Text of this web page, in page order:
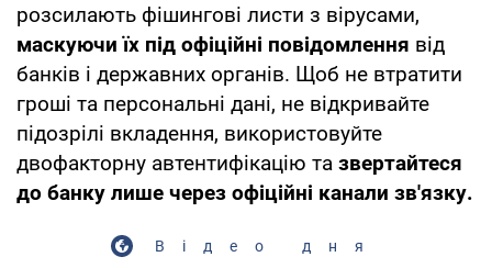
розсилають фішингові листи з вірусами,
маскуючи їх під офіційні повідомлення від
банків і державних органів. Щоб не втратити
гроші та персональні дані, не відкривайте
підозрілі вкладення, використовуйте
двофакторну автентифікацію та звертайтеся
до банку лише через офіційні канали зв'язку.
Відео дня